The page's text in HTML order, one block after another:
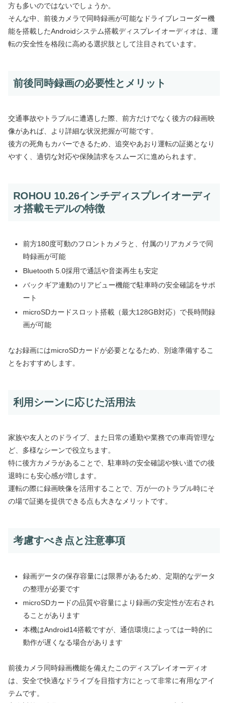
方も多いのではないでしょうか。
そんな中、前後カメラで同時録画が可能なドライブレコーダー機
能を搭載したAndroidシステム搭載ディスプレイオーディオは、運
転の安全性を格段に高める選択肢として注目されています。
前後同時録画の必要性とメリット
交通事故やトラブルに遭遇した際、前方だけでなく後方の録画映
像があれば、より詳細な状況把握が可能です。
後方の死角もカバーできるため、追突やあおり運転の証拠となり
やすく、適切な対応や保険請求をスムーズに進められます。
ROHOU 10.26インチディスプレイオーディ
オ搭載モデルの特徴
前方180度可動のフロントカメラと、付属のリアカメラで同
時録画が可能
Bluetooth 5.0採用で通話や音楽再生も安定
バックギア連動のリアビュー機能で駐車時の安全確認をサポ
ート
microSDカードスロット搭載（最大128GB対応）で長時間録
画が可能
なお録画にはmicroSDカードが必要となるため、別途準備するこ
とをおすすめします。
利用シーンに応じた活用法
家族や友人とのドライブ、また日常の通勤や業務での車両管理な
ど、多様なシーンで役立ちます。
特に後方カメラがあることで、駐車時の安全確認や狭い道での後
退時にも安心感が増します。
運転の際に録画映像を活用することで、万が一のトラブル時にそ
の場で証拠を提供できる点も大きなメリットです。
考慮すべき点と注意事項
録画データの保存容量には限界があるため、定期的なデータ
の整理が必要です
microSDカードの品質や容量により録画の安定性が左右され
ることがあります
本機はAndroid14搭載ですが、通信環境によっては一時的に
動作が遅くなる場合があります
前後カメラ同時録画機能を備えたこのディスプレイオーディオ
は、安全で快適なドライブを目指す方にとって非常に有用なアイ
テムです。